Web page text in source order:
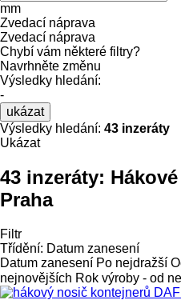
mm
Zvedací náprava
Zvedací náprava
Chybí vám některé filtry?
Navrhněte změnu
Výsledky hledání:
-
ukázat
Výsledky hledání: 43 inzeráty
Ukázat
43 inzeráty:
Praha
Filtr
Třídění: Datum zanesení
Datum zanesení Po nejdražší
nejnovějších Rok výroby - od